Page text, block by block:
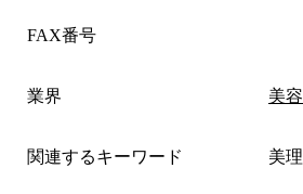
FAX番号
業界 美
関連するキーワード 美